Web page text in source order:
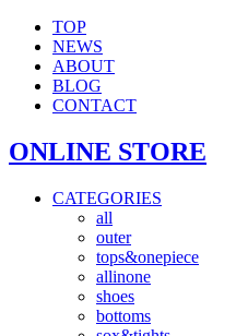
TOP
NEWS
ABOUT
BLOG
CONTACT
ONLINE STORE
CATEGORIES
all
outer
tops&onepiece
allinone
shoes
bottoms